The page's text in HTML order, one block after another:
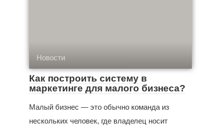
Новости
Как построить систему в
маркетинге для малого бизнеса?
Малый бизнес — это обычно команда из
нескольких человек, где владелец носит